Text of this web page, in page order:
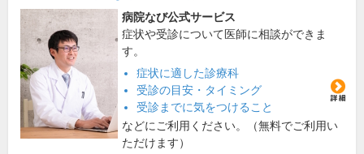
病院なび公式サービス
症状や受診について医師に相談ができま
す。
症状に適した診療科
受診の目安・タイミング
受診までに気をつけること
などにご利用ください。（無料でご利用い
ただけます）